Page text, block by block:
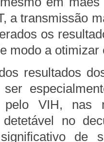
a transmissão
os
modo a otimizar
resultados
pelo VIH, nas
detetável no
de